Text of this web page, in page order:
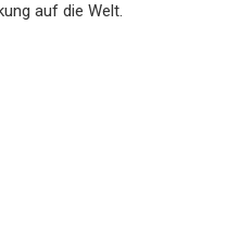
auf die Welt.